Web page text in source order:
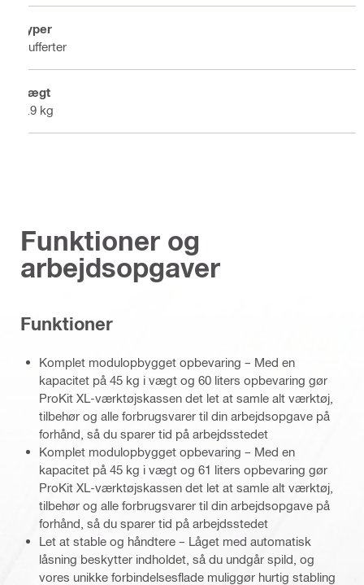
Typer
Kufferter
Vægt
5.9 kg
Funktioner og
arbejdsopgaver
Funktioner
Komplet modulopbygget opbevaring – Med en
kapacitet på 45 kg i vægt og 60 liters opbevaring gør
ProKit XL-værktøjskassen det let at samle alt værktøj,
tilbehør og alle forbrugsvarer til din arbejdsopgave på
forhånd, så du sparer tid på arbejdsstedet
Komplet modulopbygget opbevaring – Med en
kapacitet på 45 kg i vægt og 61 liters opbevaring gør
ProKit XL-værktøjskassen det let at samle alt værktøj,
tilbehør og alle forbrugsvarer til din arbejdsopgave på
forhånd, så du sparer tid på arbejdsstedet
Let at stable og håndtere – Låget med automatisk
låsning beskytter indholdet, så du undgår spild, og
vores unikke forbindelsesflade muliggør hurtig stabling